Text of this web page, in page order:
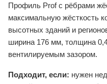
Профиль Prof с рёбрами
максимальную жёсткость
высотных зданий и
ширина 176 мм, толщина
вентилируемым зазором.
Подходит, если: нужен